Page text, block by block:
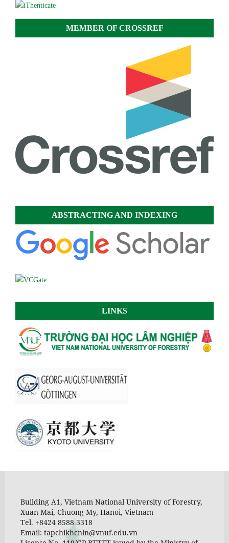
MEMBER OF CROSSREF
ABSTRACTING AND INDEXING
LINKS
Building A1, Vietnam National University of Forestry,
Xuan Mai, Chuong My, Hanoi, Vietnam
Tel. +8424 8588 3318
Email: tapchikhcnln@vnuf.edu.vn